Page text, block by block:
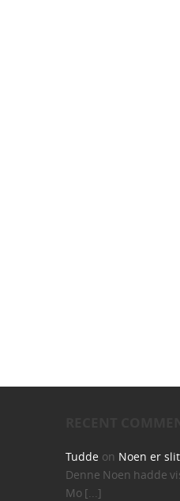
Tudde on Noen er
Denne Noen hadde
Mo [...]